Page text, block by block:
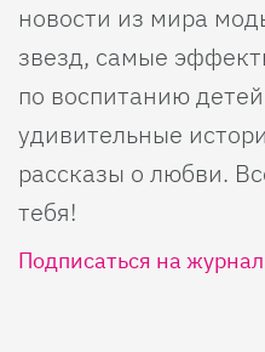
новости из мира
звезд, самые
по воспитанию
удивительные
рассказы о любви.
тебя!
Подписаться на журнал